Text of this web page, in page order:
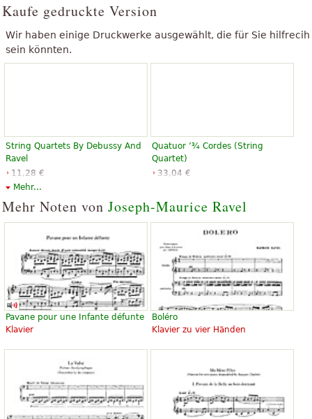
Kaufe gedruckte Version
Wir haben einige Druckwerke ausgewählt, die für Sie hilfrecih
sein könnten.
String Quartets By Debussy And
Ravel
11,28 €
Cello, Viola, Violin
Quatuor ’¾ Cordes (String
Quartet)
33,04 €
Mehr...
Mehr Noten von Joseph-Maurice Ravel
Pavane pour une Infante défunte
Klavier
Boléro
Klavier zu vier Händen